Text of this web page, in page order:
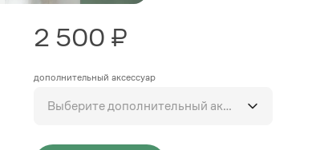
2 500 ₽
дополнительный аксессуар
Выберите дополнительный аксессуар